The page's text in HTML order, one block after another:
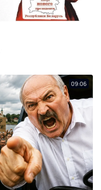
09:06